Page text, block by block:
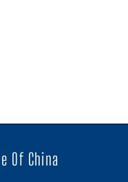
Of China